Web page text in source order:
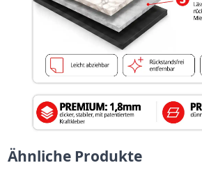
Ähnliche Produkte